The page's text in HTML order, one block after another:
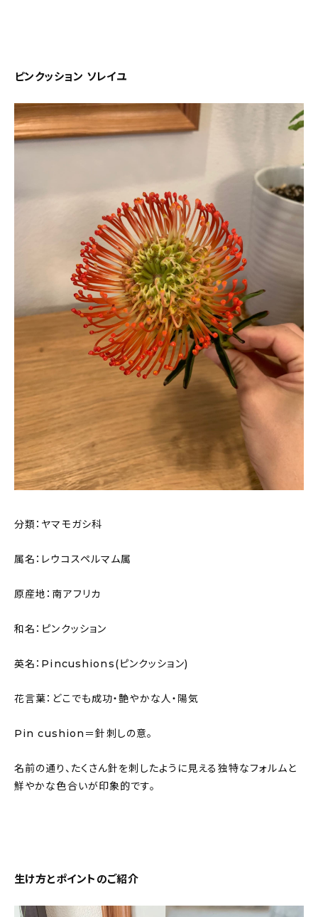
ピンクッション ソレイユ
分類：ヤマモガシ科
属名：レウコスペルマム属
原産地：南アフリカ
和名：ピンクッション
英名：Pincushions(ピンクッション)
花言葉：どこでも成功・艶やかな人・陽気
Pin cushion＝針刺しの意。
名前の通り、たくさん針を刺したように見える独特なフォルムと
鮮やかな色合いが印象的です。
生け方とポイントのご紹介